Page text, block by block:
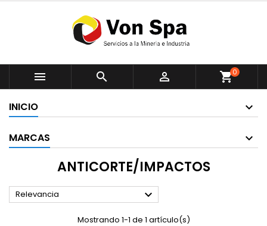
   shopping_cart0
INICIO
MARCAS
ANTICORTE/IMPACTOS
Relevancia 
Mostrando 1-1 de 1 artículo(s)